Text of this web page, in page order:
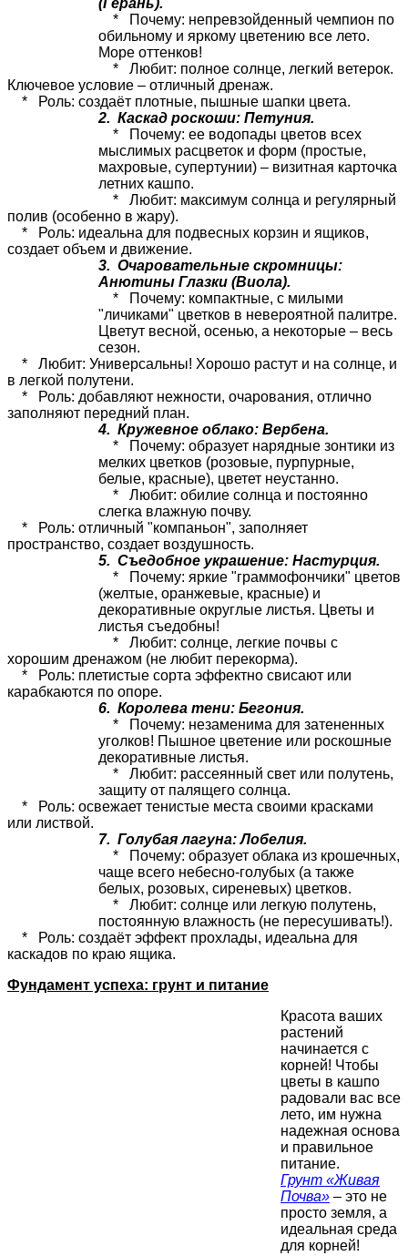
* Почему: непревзойденный чемпион по
обильному и яркому цветению все лето.
Море оттенков!
* Любит: полное солнце, легкий ветерок.
Ключевое условие – отличный дренаж.
* Роль: создаёт плотные, пышные шапки цвета.
2. Каскад роскоши: Петуния.
* Почему: ее водопады цветов всех
мыслимых расцветок и форм (простые,
махровые, супертунии) – визитная карточка
летних кашпо.
* Любит: максимум солнца и регулярный
полив (особенно в жару).
* Роль: идеальна для подвесных корзин и ящиков,
создает объем и движение.
3. Очаровательные скромницы:
Анютины Глазки (Виола).
* Почему: компактные, с милыми
"личиками" цветков в невероятной палитре.
Цветут весной, осенью, а некоторые – весь
сезон.
* Любит: Универсальны! Хорошо растут и на солнце, и
в легкой полутени.
* Роль: добавляют нежности, очарования, отлично
заполняют передний план.
4. Кружевное облако: Вербена.
* Почему: образует нарядные зонтики из
мелких цветков (розовые, пурпурные,
белые, красные), цветет неустанно.
* Любит: обилие солнца и постоянно
слегка влажную почву.
* Роль: отличный "компаньон", заполняет
пространство, создает воздушность.
5. Съедобное украшение: Настурция.
* Почему: яркие "граммофончики" цветов
(желтые, оранжевые, красные) и
декоративные округлые листья. Цветы и
листья съедобны!
* Любит: солнце, легкие почвы с
хорошим дренажом (не любит перекорма).
* Роль: плетистые сорта эффектно свисают или
карабкаются по опоре.
6. Королева тени: Бегония.
* Почему: незаменима для затененных
уголков! Пышное цветение или роскошные
декоративные листья.
* Любит: рассеянный свет или полутень,
защиту от палящего солнца.
* Роль: освежает тенистые места своими красками
или листвой.
7. Голубая лагуна: Лобелия.
* Почему: образует облака из крошечных,
чаще всего небесно-голубых (а также
белых, розовых, сиреневых) цветков.
* Любит: солнце или легкую полутень,
постоянную влажность (не пересушивать!).
* Роль: создаёт эффект прохлады, идеальна для
каскадов по краю ящика.
Фундамент успеха: грунт и питание
Красота ваших
растений
начинается с
корней! Чтобы
цветы в кашпо
радовали вас все
лето, им нужна
надежная основа
и правильное
питание.
Грунт «Живая
Почва» – это не
просто земля, а
идеальная среда
для корней!